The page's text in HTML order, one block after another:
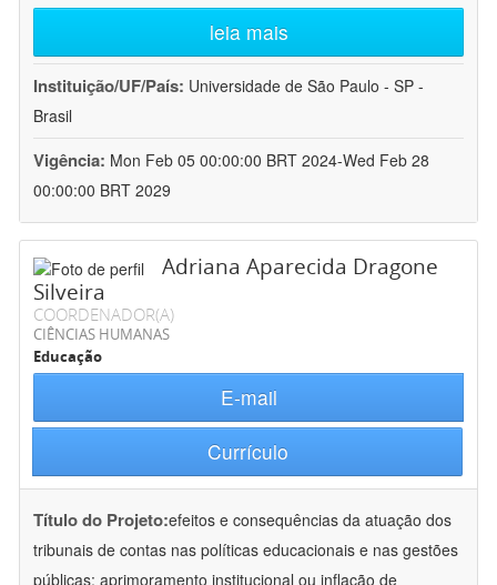
leia mais
Instituição/UF/País: Universidade de São Paulo - SP -
Brasil
Vigência: Mon Feb 05 00:00:00 BRT 2024-Wed Feb 28
00:00:00 BRT 2029
Adriana Aparecida Dragone
Silveira
COORDENADOR(A)
CIÊNCIAS HUMANAS
Educação
E-mail
Currículo
Título do Projeto:efeitos e consequências da atuação dos
tribunais de contas nas políticas educacionais e nas gestões
públicas: aprimoramento institucional ou inflação de